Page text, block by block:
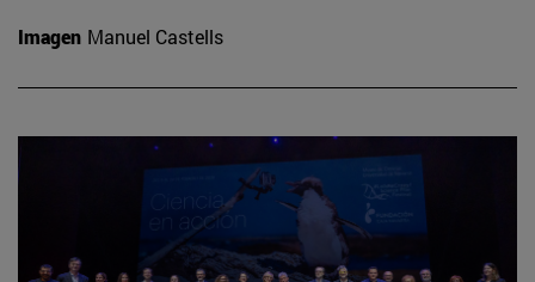
Imagen Manuel Castells